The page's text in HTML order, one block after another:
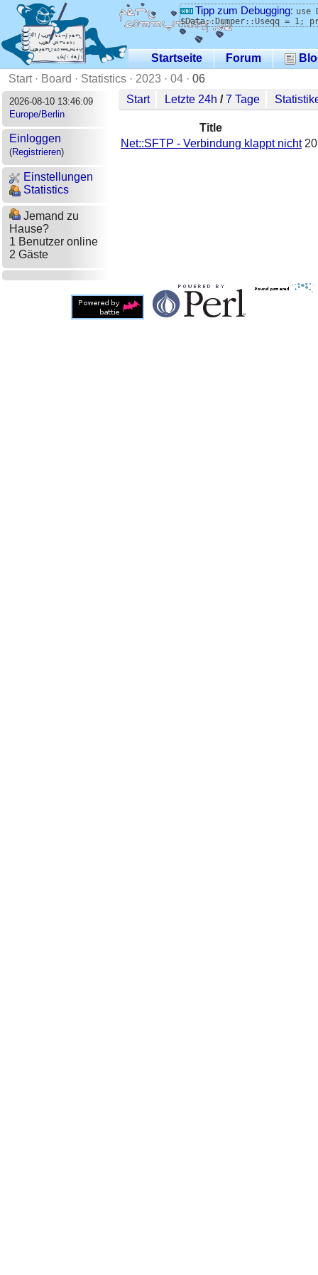
Tipp zum Debugging: use
$Data::Dumper::Useqq = 1;
Startseite Forum
Start· Board · Statistics · 2023 · 04 · 06
2026-08-10 13:46:09
Europe/Berlin
Einloggen
(Registrieren)
Einstellungen
Statistics
Jemand zu
Hause?
1 Benutzer online
2 Gäste
Start Letzte 24h /7 Tage
Title
Net::SFTP - Verbindung klappt nicht